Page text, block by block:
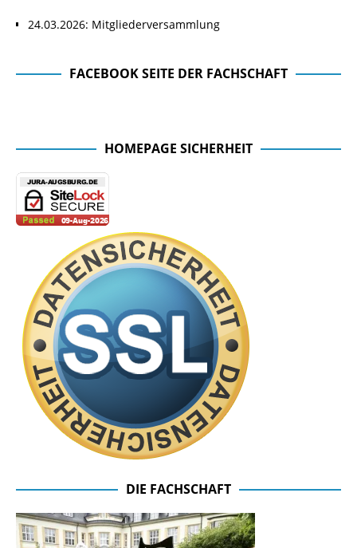
24.03.2026: Mitgliederversammlung
FACEBOOK SEITE DER FACHSCHAFT
HOMEPAGE SICHERHEIT
DIE FACHSCHAFT